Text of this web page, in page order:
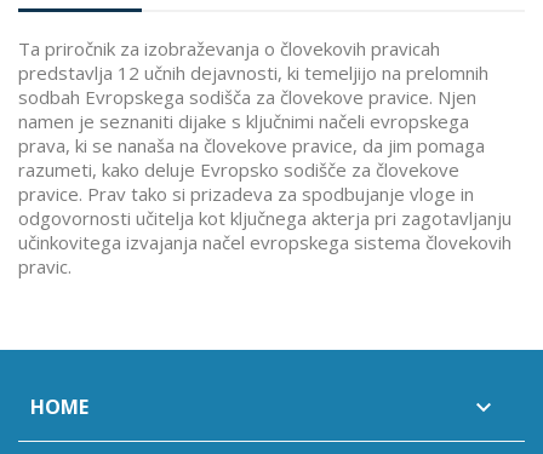
Ta priročnik za izobraževanja o človekovih pravicah
predstavlja 12 učnih dejavnosti, ki temeljijo na prelomnih
sodbah Evropskega sodišča za človekove pravice. Njen
namen je seznaniti dijake s ključnimi načeli evropskega
prava, ki se nanaša na človekove pravice, da jim pomaga
razumeti, kako deluje Evropsko sodišče za človekove
pravice. Prav tako si prizadeva za spodbujanje vloge in
odgovornosti učitelja kot ključnega akterja pri zagotavljanju
učinkovitega izvajanja načel evropskega sistema človekovih
pravic.
HOME 